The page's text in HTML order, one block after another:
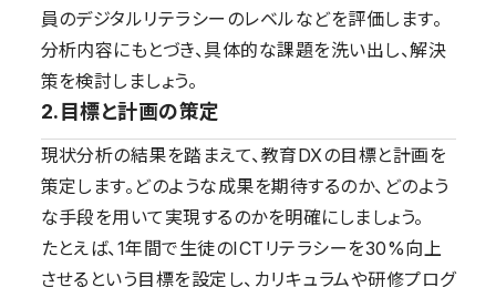
員のデジタルリテラシーのレベルなどを評価します。
分析内容にもとづき、具体的な課題を洗い出し、解決
策を検討しましょう。
2.目標と計画の策定
現状分析の結果を踏まえて、教育DXの目標と計画を
策定します。どのような成果を期待するのか、どのよう
な手段を用いて実現するのかを明確にしましょう。
たとえば、1年間で生徒のICTリテラシーを30%向上
させるという目標を設定し、カリキュラムや研修プログ